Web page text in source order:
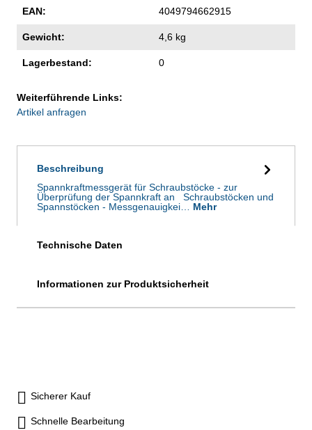
EAN: 4049794662915
Gewicht: 4,6 kg
Lagerbestand: 0
Weiterführende Links:
Artikel anfragen
Beschreibung
Spannkraftmessgerät für Schraubstöcke - zur
Überprüfung der Spannkraft an Schraubstöcken und
Spannstöcken - Messgenauigkei… Mehr
Technische Daten
Informationen zur Produktsicherheit
Sicherer Kauf
Schnelle Bearbeitung